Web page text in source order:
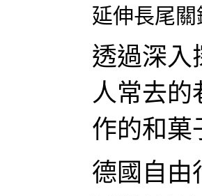
延伸長尾關
透過深入
人常去
作的和菓
德國自由